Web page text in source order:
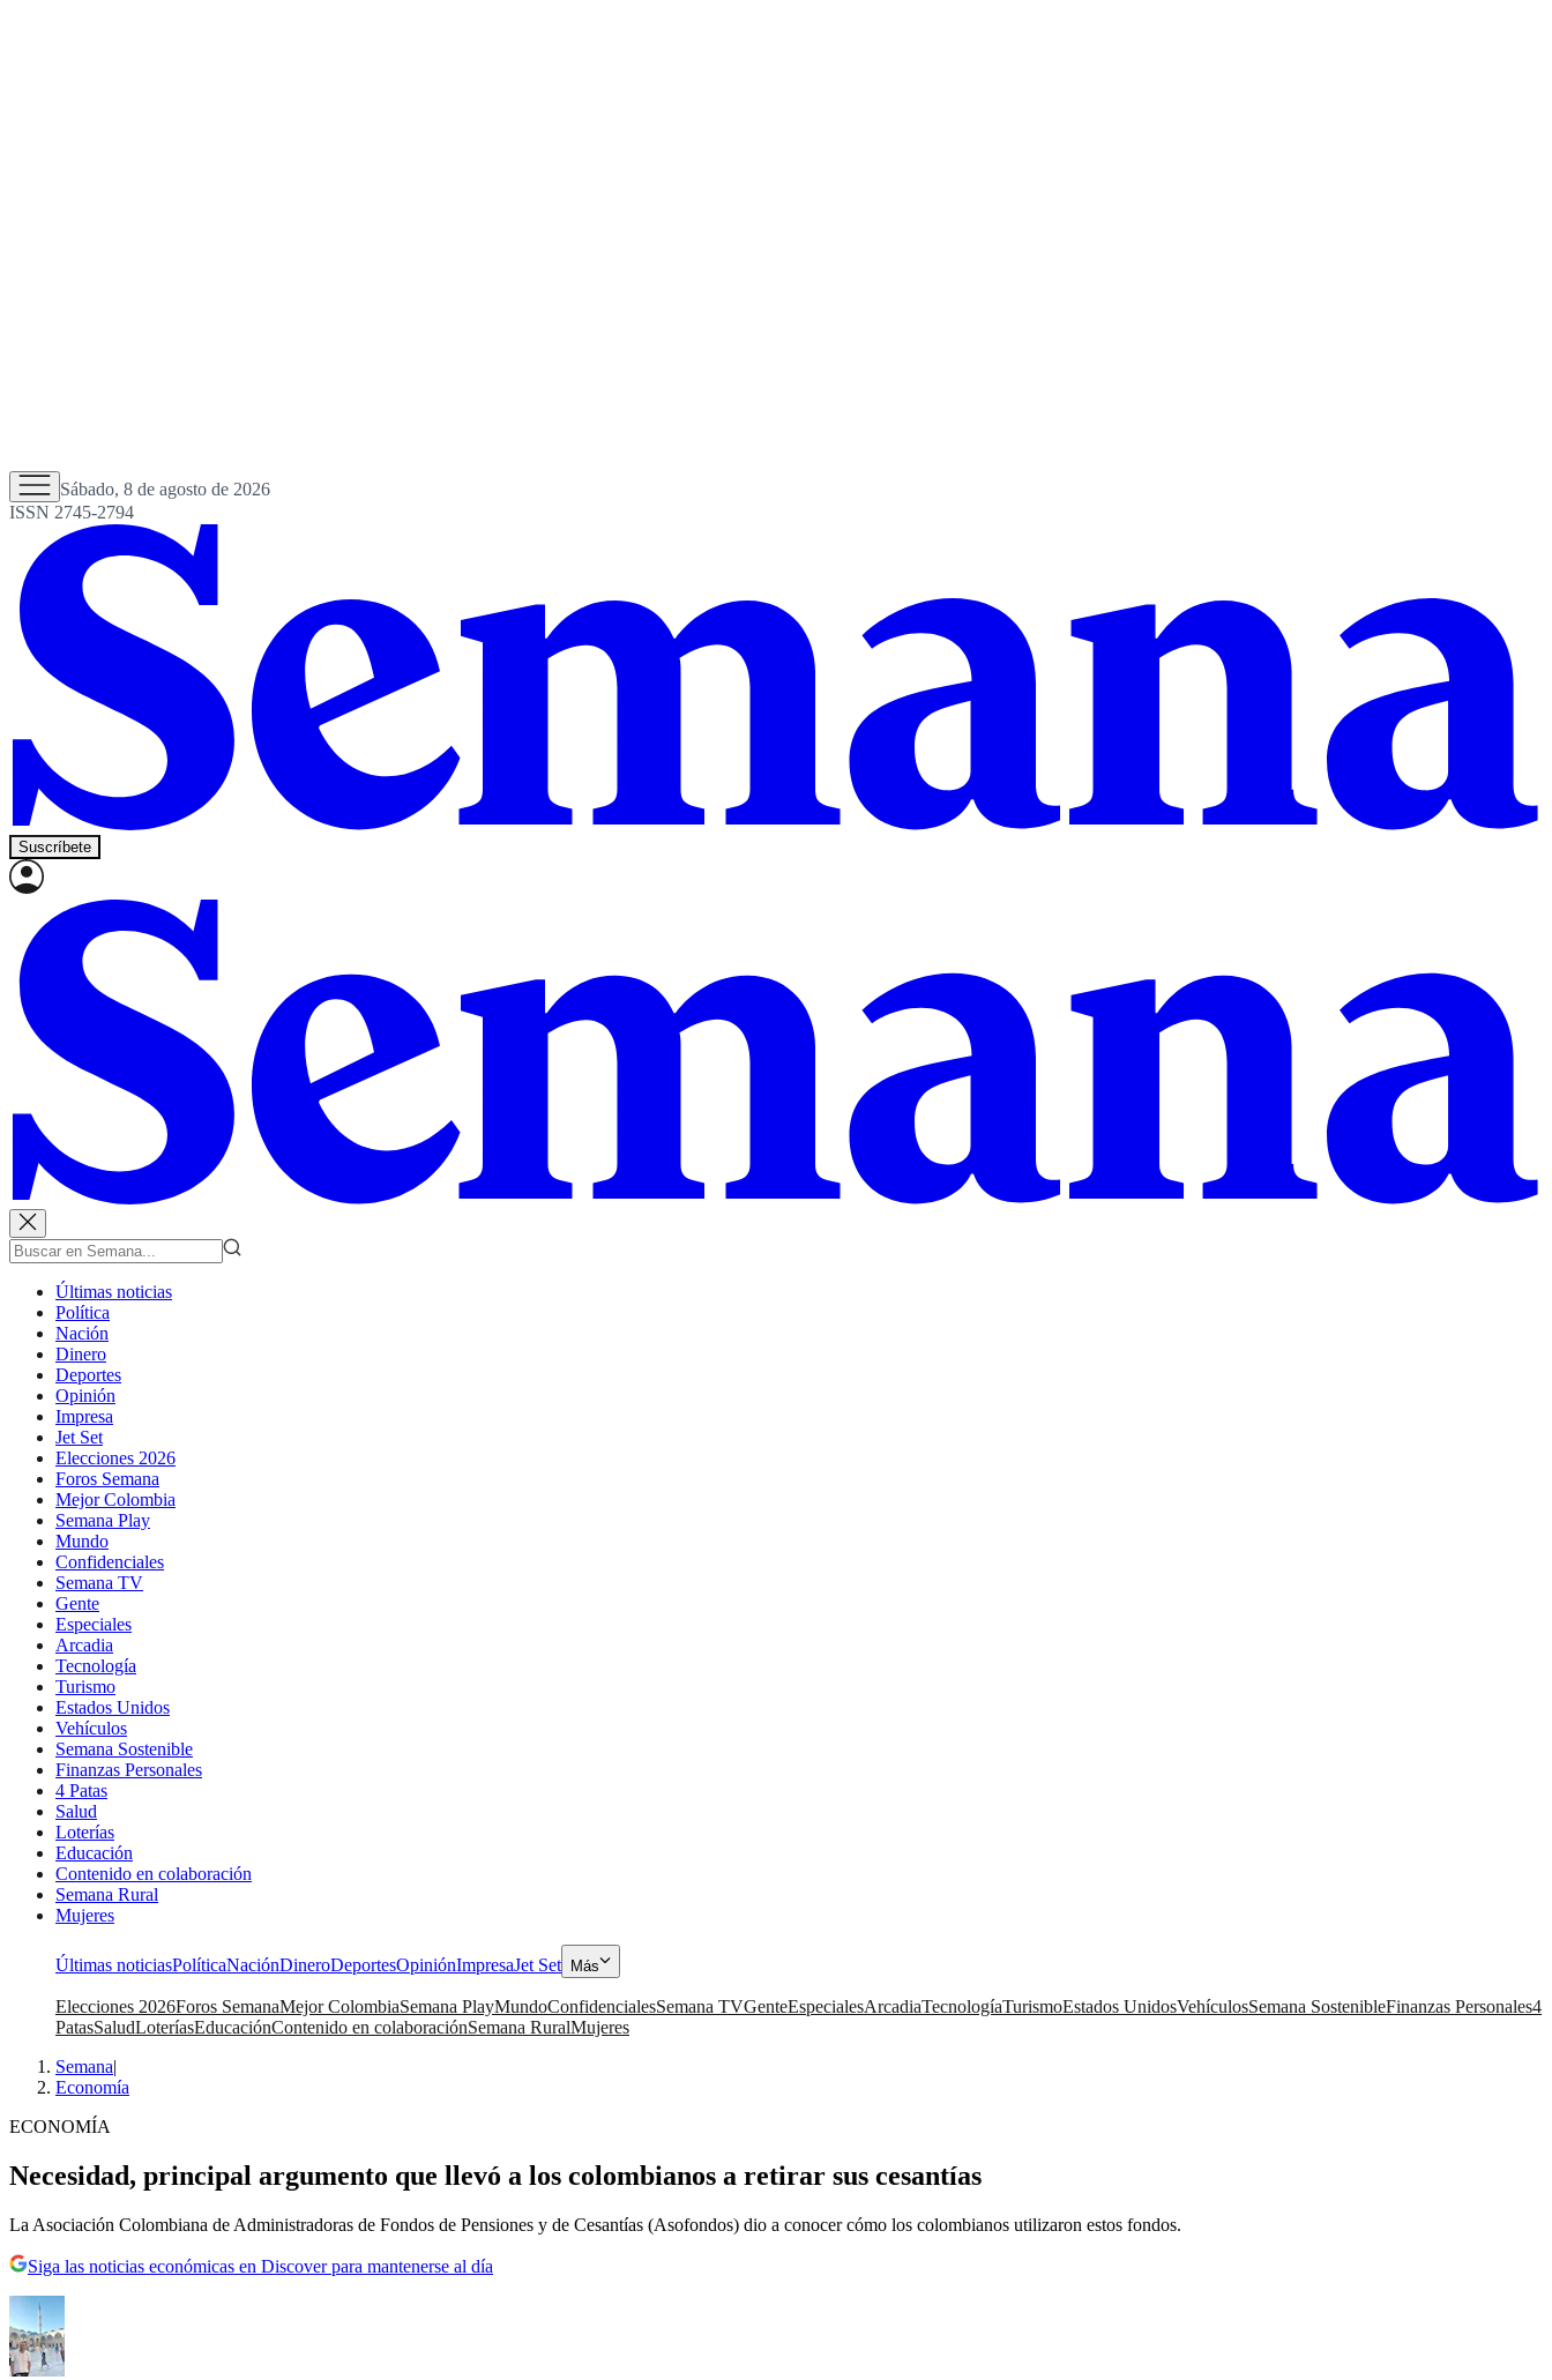
Sábado, 8 de agosto de 2026
ISSN 2745-2794
Suscríbete
Últimas noticias
Política
Nación
Dinero
Deportes
Opinión
Impresa
Jet Set
Elecciones 2026
Foros Semana
Mejor Colombia
Semana Play
Mundo
Confidenciales
Semana TV
Gente
Especiales
Arcadia
Tecnología
Turismo
Estados Unidos
Vehículos
Semana Sostenible
Finanzas Personales
4 Patas
Salud
Loterías
Educación
Contenido en colaboración
Semana Rural
Mujeres
Últimas noticiasPolíticaNaciónDineroDeportesOpiniónImpresaJet Set Más
Elecciones 2026Foros SemanaMejor ColombiaSemana PlayMundoConfidencialesSemana TVGenteEspecialesArcadiaTecnologíaTurismoEstados UnidosVehículosSemana SostenibleFinanzas Personales4
PatasSaludLoteríasEducaciónContenido en colaboraciónSemana RuralMujeres
Semana|
Economía
ECONOMÍA
Necesidad, principal argumento que llevó a los colombianos a retirar sus cesantías
La Asociación Colombiana de Administradoras de Fondos de Pensiones y de Cesantías (Asofondos) dio a conocer cómo los colombianos utilizaron estos fondos.
Siga las noticias económicas en Discover para mantenerse al día